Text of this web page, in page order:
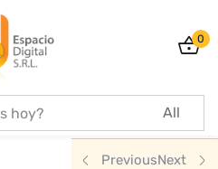
0
PreviousNext
in